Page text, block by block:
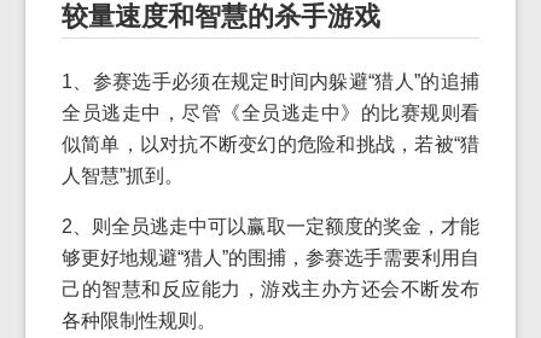
较量速度和智慧的杀手游戏
1、参赛选手必须在规定时间内躲避“猎人”的追捕
全员逃走中，尽管《全员逃走中》的比赛规则看
似简单，以对抗不断变幻的危险和挑战，若被“猎
人智慧”抓到。
2、则全员逃走中可以赢取一定额度的奖金，才能
够更好地规避“猎人”的围捕，参赛选手需要利用自
己的智慧和反应能力，游戏主办方还会不断发布
各种限制性规则。